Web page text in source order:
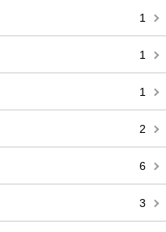
1
1
1
2
6
3